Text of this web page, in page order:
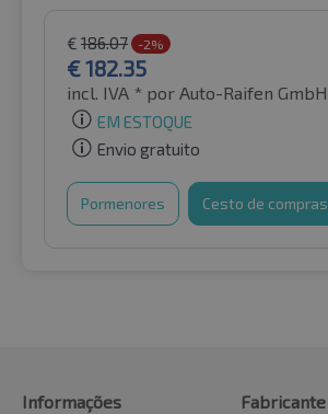
€ 186.07 -2%
€182.35
incl. IVA * por Auto-Raifen GmbH
EM ESTOQUE
Envio gratuito
Pormenores Cesto de compras
Informações
Fabricante